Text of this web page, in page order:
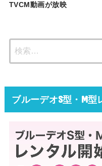
TVCM動画が放映
ブルーデオS型・M型